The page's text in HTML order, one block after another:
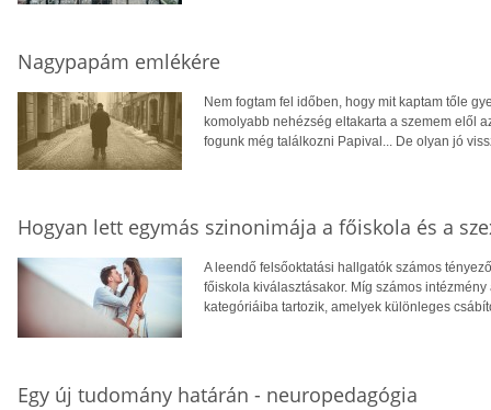
Nagypapám emlékére
Nem fogtam fel időben, hogy mit kaptam tőle
komolyabb nehézség eltakarta a szemem elől
fogunk még találkozni Papival... De olyan jó
Hogyan lett egymás szinonimája a főiskola és a
A leendő felsőoktatási hallgatók számos
főiskola kiválasztásakor. Míg számos
kategóriáiba tartozik, amelyek különleges
Egy új tudomány határán - neuropedagógia